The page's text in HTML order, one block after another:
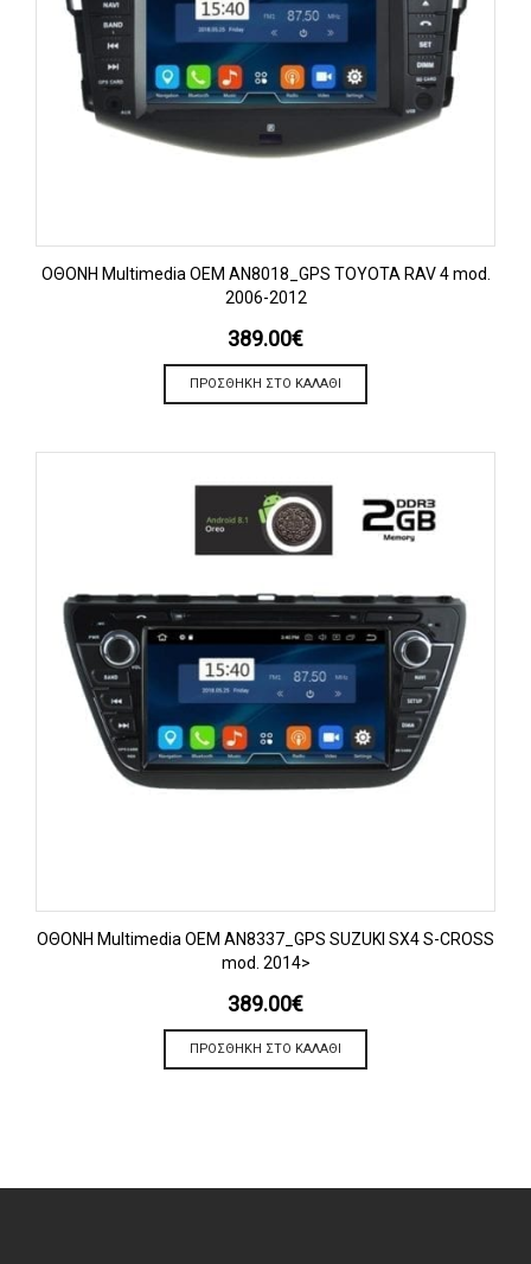
OΘΟΝΗ Multimedia OEM AN8018_GPS TOYOTA RAV 4 mod.
2006-2012
389.00€
ΠΡΟΣΘΉΚΗ ΣΤΟ ΚΑΛΆΘΙ
OΘΟΝΗ Multimedia OEM AN8337_GPS SUZUKI SX4 S-CROSS
mod. 2014>
389.00€
ΠΡΟΣΘΉΚΗ ΣΤΟ ΚΑΛΆΘΙ